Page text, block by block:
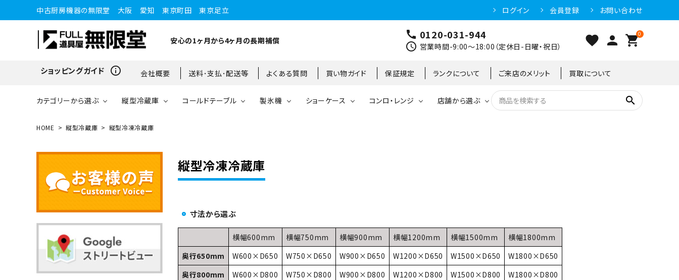
中古厨房機器の無限堂 大阪 愛知 東京町田 東京足立 ログイン 会員登録 お問い合わせ
安心の1ヶ月から4ヶ月の長期補償 call 0120-031-944
schedule 営業時間-9:00～18:00（定休日-日曜・祝日） favorite person 0
shopping_cart
ショッピングガイド info_outline 会社概要 送料･支払･配送等 よくある質問 買い物ガイド 保証規定 ランクについて ご来店のメリット 買取について
カテゴリーから選ぶ
ショーケース
コンロ・レンジ 業務用オーブン フライヤー ゆで麺機
スープレンジ その他熱機器 製菓・製パン機器
縦型冷蔵庫
ブラストチラー・ショックフ
リーザー
コールドテーブル
ドロワータイプ・他
製氷機
65kg
100kg以上 チップ・フレークアイス ビッグアイス・その他異形
ショーケース
ワインセラー・ワインクーラ
ー
コンロ・レンジ 店舗から選ぶ search
HOME 縦型冷蔵庫 縦型冷凍冷蔵庫
縦型冷凍冷蔵庫
寸法から選ぶ
横幅600mm 横幅750mm 横幅900mm 横幅1200mm 横幅1500mm
横幅1800mm
奥行650mm
W600×D650 W750×D650 W900×D650 W1200×D650 W1500×D650
W1800×D650
奥行800mm
W600×D800 W750×D800 W900×D800 W1200×D800 W1500×D800 W1800×D800